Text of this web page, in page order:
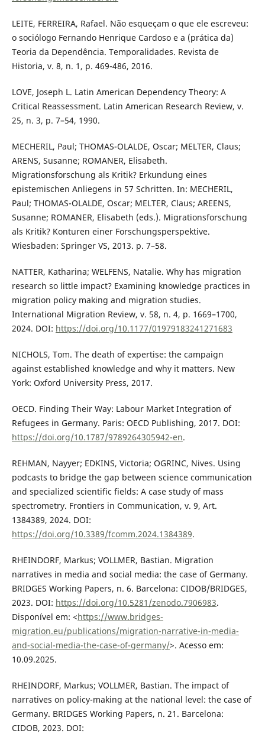
LEITE, FERREIRA, Rafael. Não esqueçam o que ele escreveu:
o sociólogo Fernando Henrique Cardoso e a (prática da)
Teoria da Dependência. Temporalidades. Revista de
Historia, v. 8, n. 1, p. 469-486, 2016.
LOVE, Joseph L. Latin American Dependency Theory: A
Critical Reassessment. Latin American Research Review, v.
25, n. 3, p. 7–54, 1990.
MECHERIL, Paul; THOMAS-OLALDE, Oscar; MELTER, Claus;
ARENS, Susanne; ROMANER, Elisabeth.
Migrationsforschung als Kritik? Erkundung eines
epistemischen Anliegens in 57 Schritten. In: MECHERIL,
Paul; THOMAS-OLALDE, Oscar; MELTER, Claus; AREENS,
Susanne; ROMANER, Elisabeth (eds.). Migrationsforschung
als Kritik? Konturen einer Forschungsperspektive.
Wiesbaden: Springer VS, 2013. p. 7–58.
NATTER, Katharina; WELFENS, Natalie. Why has migration
research so little impact? Examining knowledge practices in
migration policy making and migration studies.
International Migration Review, v. 58, n. 4, p. 1669–1700,
2024. DOI: https://doi.org/10.1177/01979183241271683
NICHOLS, Tom. The death of expertise: the campaign
against established knowledge and why it matters. New
York: Oxford University Press, 2017.
OECD. Finding Their Way: Labour Market Integration of
Refugees in Germany. Paris: OECD Publishing, 2017. DOI:
https://doi.org/10.1787/9789264305942-en.
REHMAN, Nayyer; EDKINS, Victoria; OGRINC, Nives. Using
podcasts to bridge the gap between science communication
and specialized scientific fields: A case study of mass
spectrometry. Frontiers in Communication, v. 9, Art.
1384389, 2024. DOI:
https://doi.org/10.3389/fcomm.2024.1384389.
RHEINDORF, Markus; VOLLMER, Bastian. Migration
narratives in media and social media: the case of Germany.
BRIDGES Working Papers, n. 6. Barcelona: CIDOB/BRIDGES,
2023. DOI: https://doi.org/10.5281/zenodo.7906983.
Disponível em: <https://www.bridges-
migration.eu/publications/migration-narrative-in-media-
and-social-media-the-case-of-germany/>. Acesso em:
10.09.2025.
RHEINDORF, Markus; VOLLMER, Bastian. The impact of
narratives on policy-making at the national level: the case of
Germany. BRIDGES Working Papers, n. 21. Barcelona:
CIDOB, 2023. DOI: